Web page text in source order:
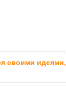
своими идеями,